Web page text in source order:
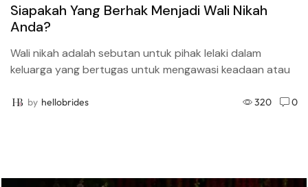
Siapakah Yang Berhak Menjadi Wali Nikah
Anda?
Wali nikah adalah sebutan untuk pihak lelaki dalam
keluarga yang bertugas untuk mengawasi keadaan atau
pernikahan. Dalam pernikahan agama Islam,...
by hellobrides 320 0